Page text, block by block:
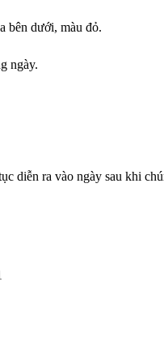
bên dưới, màu đỏ.
ngày.
ra vào ngày sau khi